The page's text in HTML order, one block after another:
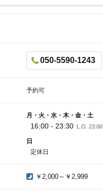
050-5590-1243
予約可
月・火・水・木・金・土
16:00 - 23:30 L.O. 23:00
日
定休日
￥2,000～￥2,999